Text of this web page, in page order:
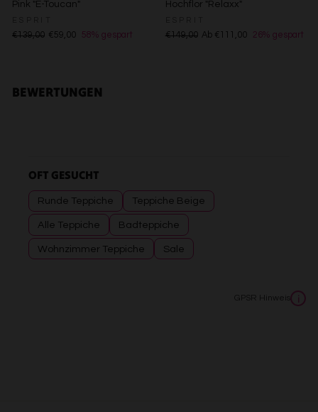
Pink "E-Toucan"
€139,00 €59,00 58% gespart
Hochflor "Relaxx"
€149,00 Ab €111,00 26% gespart
BEWERTUNGEN
OFT GESUCHT
Runde Teppiche Teppiche Beige
Alle Teppiche Badteppiche
Wohnzimmer Teppiche Sale
GPSR Hinweis i